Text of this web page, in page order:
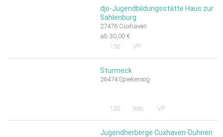
djo-Jugendbildungsstätte Haus zur
Sahlenburg
27476 Cuxhaven
ab 30,00 €
150
VP
Sturmeck
26474 Spiekeroog
130 teils VP
Jugendherberge Cuxhaven-Duhnen